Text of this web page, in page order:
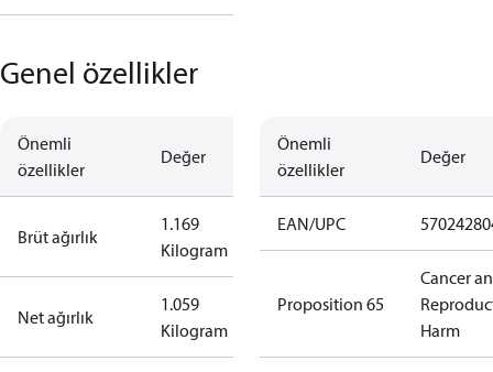
Genel özellikler
Önemli
özellikler
Değer
Brüt ağırlık
1.169
Kilogram
Net ağırlık
1.059
Kilogram
Önemli
özellikler
Değer
EAN/UPC
Proposition 65
Cancer
Harm